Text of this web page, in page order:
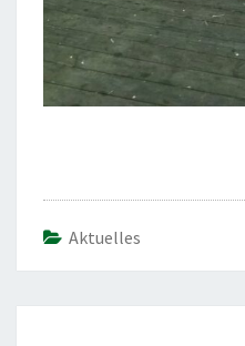
Aktuelles